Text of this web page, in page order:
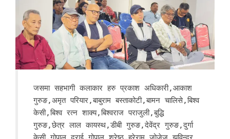
जसमा सहभागी कलाकार हरु प्रकाश अधिकारी,आकाश
गुरुङ,अमृत परियार,बाबुराम बस्ताकोटी,बामन चालिसे,बिश्व
केसी,बिश्व रत्न शाक्य,बिश्वराज पराजुली,बुद्धि
गुरुङ,छेत्र लाल कायस्थ,डीबी गुरुङ,देवेंद्र गुरुङ,दुर्गा